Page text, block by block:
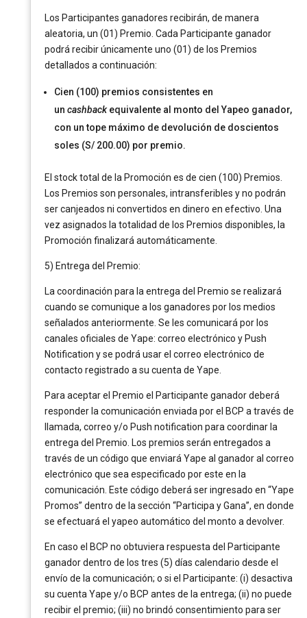
Los Participantes ganadores recibirán, de manera
aleatoria, un (01) Premio. Cada Participante ganador
podrá recibir únicamente uno (01) de los Premios
detallados a continuación:
Cien (100) premios consistentes en
un cashback equivalente al monto del Yapeo ganador,
con un tope máximo de devolución de doscientos
soles (S/ 200.00) por premio.
El stock total de la Promoción es de cien (100) Premios.
Los Premios son personales, intransferibles y no podrán
ser canjeados ni convertidos en dinero en efectivo. Una
vez asignados la totalidad de los Premios disponibles, la
Promoción finalizará automáticamente.
5) Entrega del Premio:
La coordinación para la entrega del Premio se realizará
cuando se comunique a los ganadores por los medios
señalados anteriormente. Se les comunicará por los
canales oficiales de Yape: correo electrónico y Push
Notification y se podrá usar el correo electrónico de
contacto registrado a su cuenta de Yape.
Para aceptar el Premio el Participante ganador deberá
responder la comunicación enviada por el BCP a través de
llamada, correo y/o Push notification para coordinar la
entrega del Premio. Los premios serán entregados a
través de un código que enviará Yape al ganador al correo
electrónico que sea especificado por este en la
comunicación. Este código deberá ser ingresado en “Yape
Promos” dentro de la sección “Participa y Gana”, en donde
se efectuará el yapeo automático del monto a devolver.
En caso el BCP no obtuviera respuesta del Participante
ganador dentro de los tres (5) días calendario desde el
envío de la comunicación; o si el Participante: (i) desactiva
su cuenta Yape y/o BCP antes de la entrega; (ii) no puede
recibir el premio; (iii) no brindó consentimiento para ser